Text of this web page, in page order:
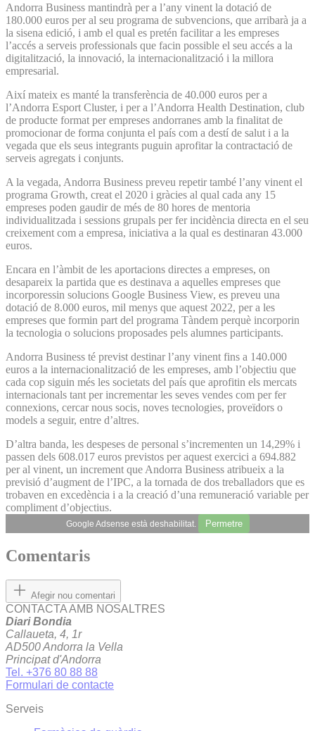
Andorra Business mantindrà per a l’any vinent la dotació de
180.000 euros per al seu programa de subvencions, que arribarà ja a
la sisena edició, i amb el qual es pretén facilitar a les empreses
l’accés a serveis professionals que facin possible el seu accés a la
digitalització, la innovació, la internacionalització i la millora
empresarial.
Així mateix es manté la transferència de 40.000 euros per a
l’Andorra Esport Cluster, i per a l’Andorra Health Destination, club
de producte format per empreses andorranes amb la finalitat de
promocionar de forma conjunta el país com a destí de salut i a la
vegada que els seus integrants puguin aprofitar la contractació de
serveis agregats i conjunts.
A la vegada, Andorra Business preveu repetir també l’any vinent el
programa Growth, creat el 2020 i gràcies al qual cada any 15
empreses poden gaudir de més de 80 hores de mentoria
individualitzada i sessions grupals per fer incidència directa en el seu
creixement com a empresa, iniciativa a la qual es destinaran 43.000
euros.
Encara en l’àmbit de les aportacions directes a empreses, on
desapareix la partida que es destinava a aquelles empreses que
incorporessin solucions Google Business View, es preveu una
dotació de 8.000 euros, mil menys que aquest 2022, per a les
empreses que formin part del programa Tàndem perquè incorporin
la tecnologia o solucions proposades pels alumnes participants.
Andorra Business té previst destinar l’any vinent fins a 140.000
euros a la internacionalització de les empreses, amb l’objectiu que
cada cop siguin més les societats del país que aprofitin els mercats
internacionals tant per incrementar les seves vendes com per fer
connexions, cercar nous socis, noves tecnologies, proveïdors o
models a seguir, entre d’altres.
D’altra banda, les despeses de personal s’incrementen un 14,29% i
passen dels 608.017 euros previstos per aquest exercici a 694.882
per al vinent, un increment que Andorra Business atribueix a la
previsió d’augment de l’IPC, a la tornada de dos treballadors que es
trobaven en excedència i a la creació d’una remuneració variable per
compliment d’objectius.
Google Adsense està deshabilitat. Permetre
Comentaris
Afegir nou comentari
CONTACTA AMB NOSALTRES
Diari Bondia
Callaueta, 4, 1r
AD500 Andorra la Vella
Principat d'Andorra
Tel. +376 80 88 88
Formulari de contacte
Serveis